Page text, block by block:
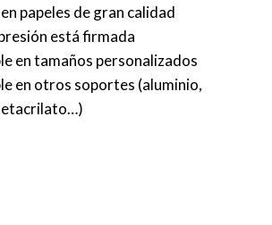
papeles de gran calidad
está firmada
en tamaños personalizados
en otros soportes (aluminio,